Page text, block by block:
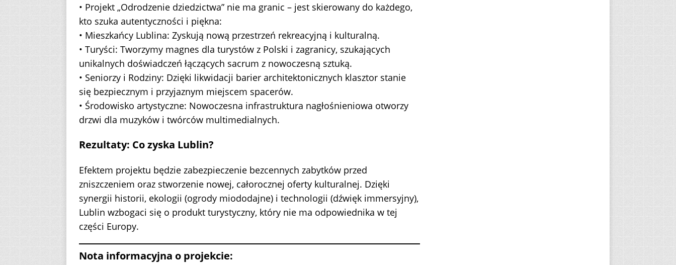
• Projekt „Odrodzenie dziedzictwa” nie ma granic – jest skierowany do każdego,
kto szuka autentyczności i piękna:
• Mieszkańcy Lublina: Zyskują nową przestrzeń rekreacyjną i kulturalną.
• Turyści: Tworzymy magnes dla turystów z Polski i zagranicy, szukających
unikalnych doświadczeń łączących sacrum z nowoczesną sztuką.
• Seniorzy i Rodziny: Dzięki likwidacji barier architektonicznych klasztor stanie
się bezpiecznym i przyjaznym miejscem spacerów.
• Środowisko artystyczne: Nowoczesna infrastruktura nagłośnieniowa otworzy
drzwi dla muzyków i twórców multimedialnych.
Rezultaty: Co zyska Lublin?
Efektem projektu będzie zabezpieczenie bezcennych zabytków przed
zniszczeniem oraz stworzenie nowej, całorocznej oferty kulturalnej. Dzięki
synergii historii, ekologii (ogrody miododajne) i technologii (dźwięk immersyjny),
Lublin wzbogaci się o produkt turystyczny, który nie ma odpowiednika w tej
części Europy.
Nota informacyjna o projekcie: